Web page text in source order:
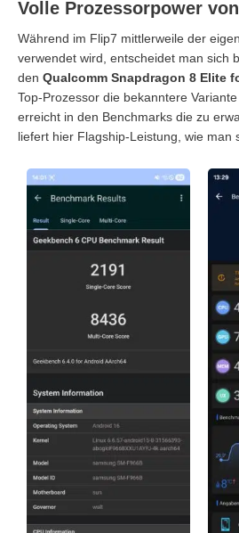
Volle Prozessorpower
Während im Flip7 mittlerweile der
verwendet wird, entscheidet man sich
den Qualcomm Snapdragon 8 Elite
Top-Prozessor die bekanntere
erreicht in den Benchmarks die zu
liefert hier Flagship-Leistung, wie man